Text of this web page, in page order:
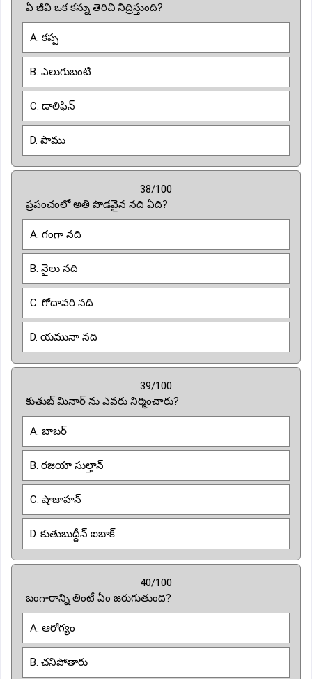
ఏ జీవి ఒక కన్ను తెరిచి నిద్రిస్తుంది?
A. కప్ప
B. ఎలుగుబంటి
C. డాలిఫిన్
D. పాము
38/100
ప్రపంచంలో అతి పొడవైన నది ఏది?
A. గంగా నది
B. నైలు నది
C. గోదావరి నది
D. యమునా నది
39/100
కుతుబ్ మినార్ ను ఎవరు నిర్మించారు?
A. బాబర్
B. రజియా సుల్తాన్
C. షాజాహన్
D. కుతుబుద్దీన్ ఐబాక్
40/100
బంగారాన్ని తింటే ఏం జరుగుతుంది?
A. ఆరోగ్యం
B. చనిపోతారు